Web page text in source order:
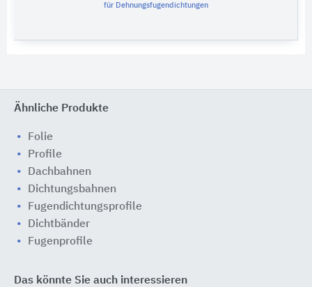
für Dehnungsfugendichtungen
Ähnliche Produkte
Folie
Profile
Dachbahnen
Dichtungsbahnen
Fugendichtungsprofile
Dichtbänder
Fugenprofile
Das könnte Sie auch interessieren